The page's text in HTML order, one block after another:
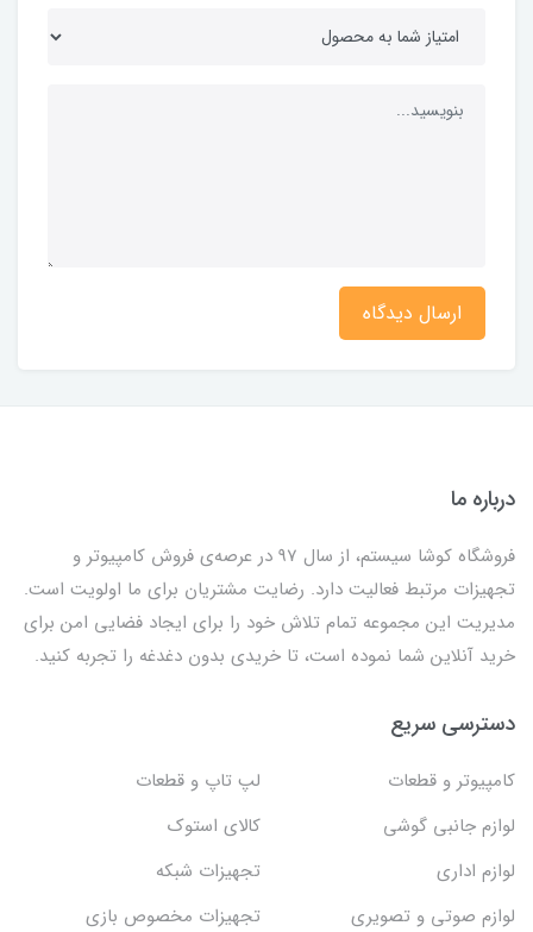
ارسال دیدگاه
درباره ما
فروشگاه کوشا سیستم، از سال 97 در عرصه‌ی فروش کامپیوتر و
تجهیزات مرتبط فعالیت دارد. رضایت مشتریان برای ما اولویت است.
مدیریت این مجموعه تمام تلاش خود را برای ایجاد فضایی امن برای
خرید آنلاین شما نموده است، تا خریدی بدون دغدغه را تجربه کنید.
دسترسی سریع
کامپیوتر و قطعات
لپ تاپ و قطعات
لوازم جانبی گوشی
کالای استوک
لوازم اداری
تجهیزات شبکه
لوازم صوتی و تصویری
تجهیزات مخصوص بازی